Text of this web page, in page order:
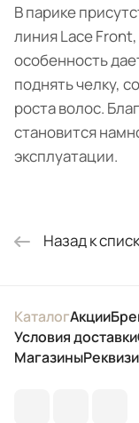
В парике
линия Lace
особенность
поднять челку,
роста волос.
становится
эксплуатации.
Назад к
КаталогАкции
Условия доставки
Магазины